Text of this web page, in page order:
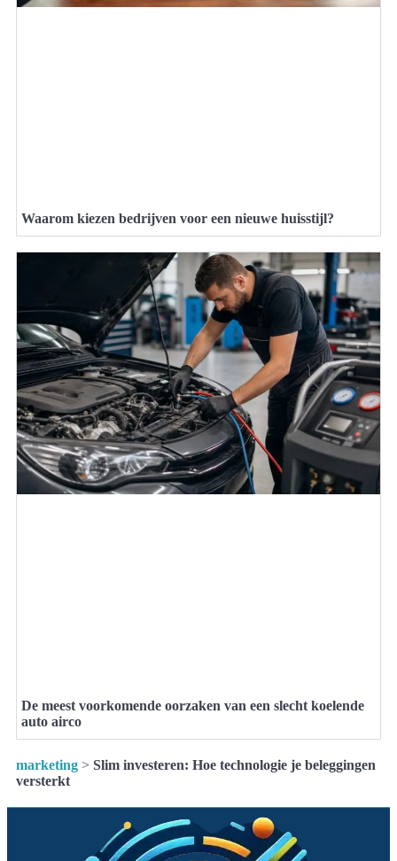
Waarom kiezen bedrijven voor een nieuwe huisstijl?
De meest voorkomende oorzaken van een slecht koelende
auto airco
marketing > Slim investeren: Hoe technologie je beleggingen
versterkt